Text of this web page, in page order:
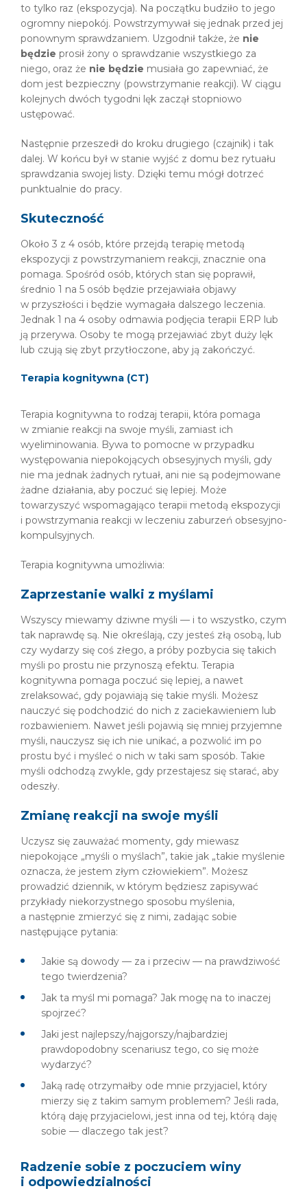
to tylko raz (ekspozycja). Na początku budziło to jego
ogromny niepokój. Powstrzymywał się jednak przed jej
ponownym sprawdzaniem. Uzgodnił także, że nie
będzie prosił żony o sprawdzanie wszystkiego za
niego, oraz że nie będzie musiała go zapewniać, że
dom jest bezpieczny (powstrzymanie reakcji). W ciągu
kolejnych dwóch tygodni lęk zaczął stopniowo
ustępować.
Następnie przeszedł do kroku drugiego (czajnik) i tak
dalej. W końcu był w stanie wyjść z domu bez rytuału
sprawdzania swojej listy. Dzięki temu mógł dotrzeć
punktualnie do pracy.
Skuteczność
Około 3 z 4 osób, które przejdą terapię metodą
ekspozycji z powstrzymaniem reakcji, znacznie ona
pomaga. Spośród osób, których stan się poprawił,
średnio 1 na 5 osób będzie przejawiała objawy
w przyszłości i będzie wymagała dalszego leczenia.
Jednak 1 na 4 osoby odmawia podjęcia terapii ERP lub
ją przerywa. Osoby te mogą przejawiać zbyt duży lęk
lub czują się zbyt przytłoczone, aby ją zakończyć.
Terapia kognitywna (CT)
Terapia kognitywna to rodzaj terapii, która pomaga
w zmianie reakcji na swoje myśli, zamiast ich
wyeliminowania. Bywa to pomocne w przypadku
występowania niepokojących obsesyjnych myśli, gdy
nie ma jednak żadnych rytuał, ani nie są podejmowane
żadne działania, aby poczuć się lepiej. Może
towarzyszyć wspomagająco terapii metodą ekspozycji
i powstrzymania reakcji w leczeniu zaburzeń obsesyjno-
kompulsyjnych.
Terapia kognitywna umożliwia:
Zaprzestanie walki z myślami
Wszyscy miewamy dziwne myśli — i to wszystko, czym
tak naprawdę są. Nie określają, czy jesteś złą osobą, lub
czy wydarzy się coś złego, a próby pozbycia się takich
myśli po prostu nie przynoszą efektu. Terapia
kognitywna pomaga poczuć się lepiej, a nawet
zrelaksować, gdy pojawiają się takie myśli. Możesz
nauczyć się podchodzić do nich z zaciekawieniem lub
rozbawieniem. Nawet jeśli pojawią się mniej przyjemne
myśli, nauczysz się ich nie unikać, a pozwolić im po
prostu być i myśleć o nich w taki sam sposób. Takie
myśli odchodzą zwykle, gdy przestajesz się starać, aby
odeszły.
Zmianę reakcji na swoje myśli
Uczysz się zauważać momenty, gdy miewasz
niepokojące „myśli o myślach”, takie jak „takie myślenie
oznacza, że jestem złym człowiekiem”. Możesz
prowadzić dziennik, w którym będziesz zapisywać
przykłady niekorzystnego sposobu myślenia,
a następnie zmierzyć się z nimi, zadając sobie
następujące pytania:
Jakie są dowody — za i przeciw — na prawdziwość
tego twierdzenia?
Jak ta myśl mi pomaga? Jak mogę na to inaczej
spojrzeć?
Jaki jest najlepszy/najgorszy/najbardziej
prawdopodobny scenariusz tego, co się może
wydarzyć?
Jaką radę otrzymałby ode mnie przyjaciel, który
mierzy się z takim samym problemem? Jeśli rada,
którą daję przyjacielowi, jest inna od tej, którą daję
sobie — dlaczego tak jest?
Radzenie sobie z poczuciem winy
i odpowiedzialności